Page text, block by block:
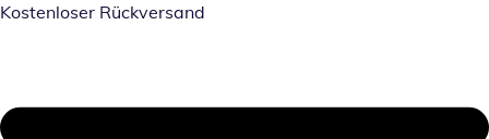
Kostenloser Rückversand